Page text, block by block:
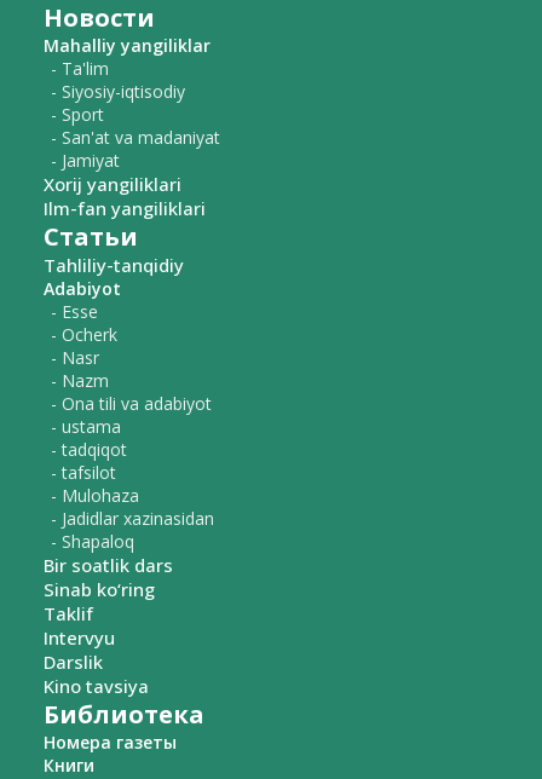
Новости
Mahalliy yangiliklar
- Ta'lim
- Siyosiy-iqtisodiy
- Sport
- San'at va madaniyat
- Jamiyat
Xorij yangiliklari
Ilm-fan yangiliklari
Статьи
Tahliliy-tanqidiy
Adabiyot
- Esse
- Ocherk
- Nasr
- Nazm
- Ona tili va adabiyot
- ustama
- tadqiqot
- tafsilot
- Mulohaza
- Jadidlar xazinasidan
- Shapaloq
Bir soatlik dars
Sinab ko‘ring
Taklif
Intervyu
Darslik
Kino tavsiya
Библиотека
Номера газеты
Книги